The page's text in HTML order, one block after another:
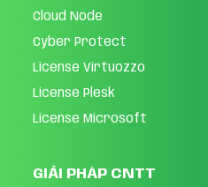
Cloud Node
Cyber Protect
License Virtuozzo
License Plesk
License Microsoft
GIẢI PHÁP CNTT